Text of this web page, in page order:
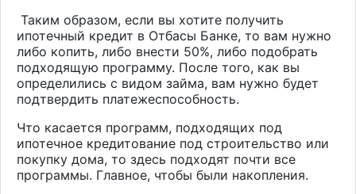
Таким образом, если вы хотите получить
ипотечный кредит в Отбасы Банке, то вам нужно
либо копить, либо внести 50%, либо подобрать
подходящую программу. После того, как вы
определились с видом займа, вам нужно будет
подтвердить платежеспособность.
Что касается программ, подходящих под
ипотечное кредитование под строительство или
покупку дома, то здесь подходят почти все
программы. Главное, чтобы были накопления.